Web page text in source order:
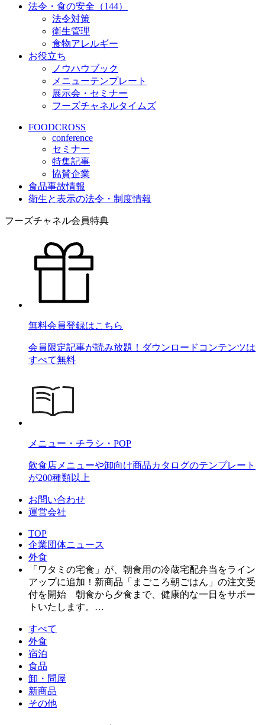
法令・食の安全（144）
法令対策
衛生管理
食物アレルギー
お役立ち
ノウハウブック
メニューテンプレート
展示会・セミナー
フーズチャネルタイムズ
FOODCROSS
conference
セミナー
特集記事
協賛企業
食品事故情報
衛生と表示の法令・制度情報
フーズチャネル会員特典
無料会員登録はこちら
会員限定記事が読み放題！ダウンロードコンテンツは
すべて無料
メニュー・チラシ・POP
飲食店メニューや卸向け商品カタログのテンプレート
が200種類以上
お問い合わせ
運営会社
TOP
企業団体ニュース
外食
「ワタミの宅食」が、朝食用の冷蔵宅配弁当をライン
アップに追加！新商品「まごころ朝ごはん」の注文受
付を開始 朝食から夕食まで、健康的な一日をサポー
トいたします。…
すべて
外食
宿泊
食品
卸・問屋
新商品
その他